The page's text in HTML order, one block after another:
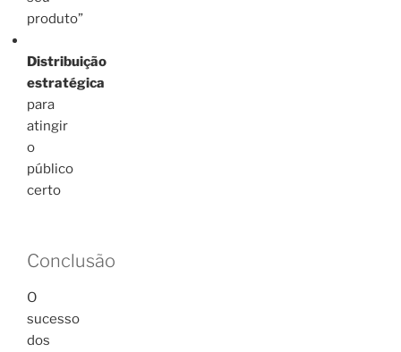
produto”
Distribuição
estratégica
para
atingir
o
público
certo
Conclusão
O
sucesso
dos